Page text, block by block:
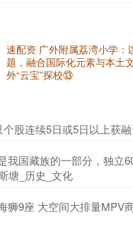
速配资 广外附属荔湾小学：
题，融合国际化元素与本土
外“云宝”探校⑬
股连续5日或5日以上获
我国藏族的一部分，独立
塘_历史_文化
狮9座 大空间大排量MPV